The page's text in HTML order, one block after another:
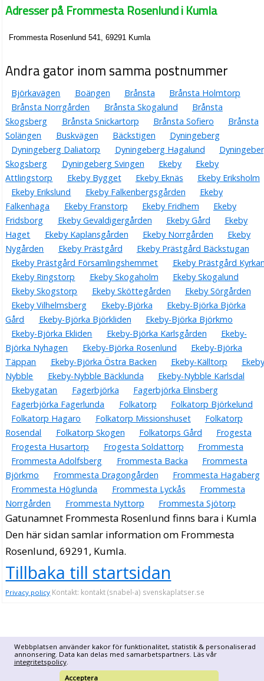
Webbplatsen använder kakor för funktionalitet, statistik & personaliserad
annonsering. Data kan delas med samarbetspartners. Läs vår
integritetspolicy.
Acceptera
Adresser på Frommesta Rosenlund i Kumla
Frommesta Rosenlund 541, 69291 Kumla
Andra gator inom samma postnummer
Björkavägen Boängen Brånsta
Brånsta Holmtorp
Brånsta Norrgården
Brånsta Skogalund
Brånsta
Skogsberg
Brånsta Snickartorp Brånsta Sofiero
Brånsta
Solängen
Buskvägen Bäckstigen
Dyningeberg
Dyningeberg Daliatorp
Dyningeberg Hagalund
Skogsberg
Dyningeberg Svingen Ekeby
Ekeby
Attlingstorp
Ekeby Bygget Ekeby Eknäs
Ekeby Eriksholm
Ekeby Erikslund
Ekeby Falkenbergsgården
Ekeby
Falkenhaga
Ekeby Franstorp Ekeby Fridhem
Ekeby
Fridsborg
Ekeby Gevaldigergården Ekeby Gård
Ekeby
Haget
Ekeby Kaplansgården Ekeby Norrgården
Ekeby
Nygården
Ekeby Prästgård
Ekeby Prästgård Bäckstugan
Ekeby Prästgård Församlingshemmet
Ekeby Prästgård
Ekeby Ringstorp
Ekeby Skogaholm
Ekeby Skogalund
Ekeby Skogstorp
Ekeby Sköttegården
Ekeby Sörgården
Ekeby Vilhelmsberg
Ekeby-Björka
Ekeby-Björka Björka
Gård
Ekeby-Björka Björkliden
Ekeby-Björka Björkmo
Ekeby-Björka Ekliden
Ekeby-Björka Karlsgården
Ekeby-
Björka Nyhagen
Ekeby-Björka Rosenlund
Ekeby-Björka
Täppan
Ekeby-Björka Östra Backen Ekeby-Källtorp
Nybble
Ekeby-Nybble Bäcklunda
Ekeby-Nybble Karlsdal
Ekebygatan
Fagerbjörka
Fagerbjörka Elinsberg
Fagerbjörka Fagerlunda
Folkatorp
Folkatorp Björkelund
Folkatorp Hagaro
Folkatorp Missionshuset
Folkatorp
Rosendal
Folkatorp Skogen Folkatorps Gård
Frogesta
Frogesta Husartorp
Frogesta Soldattorp
Frommesta
Frommesta Adolfsberg
Frommesta Backa
Frommesta
Björkmo
Frommesta Dragongården
Frommesta Hagaberg
Frommesta Höglunda
Frommesta Lyckås
Frommesta
Norrgården
Frommesta Nyttorp Frommesta Sjötorp
Gatunamnet Frommesta Rosenlund finns bara i Kumla
Den här sidan samlar information om Frommesta
Rosenlund, 69291, Kumla.
Tillbaka till startsidan
Privacy policy Kontakt: kontakt (snabel-a) svenskaplatser.se